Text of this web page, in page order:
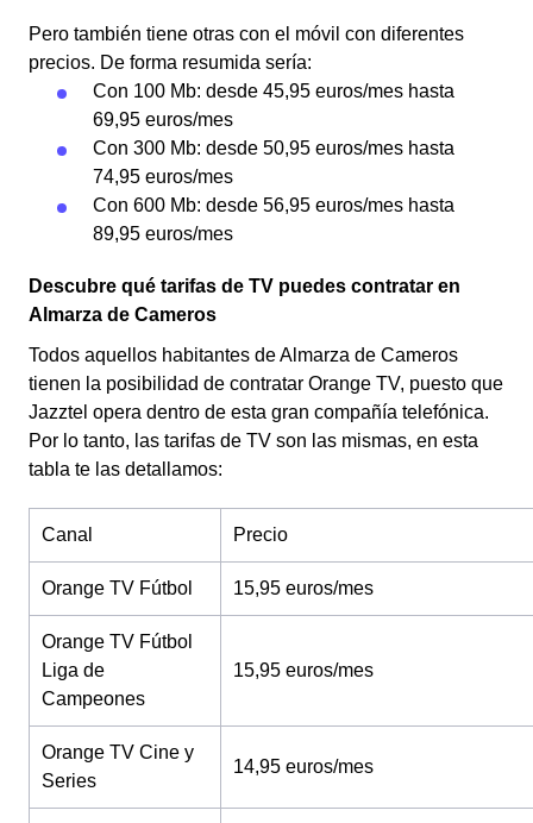
Pero también tiene otras con el móvil con diferentes
precios. De forma resumida sería:
Con 100 Mb: desde 45,95 euros/mes hasta
69,95 euros/mes
Con 300 Mb: desde 50,95 euros/mes hasta
74,95 euros/mes
Con 600 Mb: desde 56,95 euros/mes hasta
89,95 euros/mes
Descubre qué tarifas de TV puedes contratar en
Almarza de Cameros
Todos aquellos habitantes de Almarza de Cameros
tienen la posibilidad de contratar Orange TV, puesto que
Jazztel opera dentro de esta gran compañía telefónica.
Por lo tanto, las tarifas de TV son las mismas, en esta
tabla te las detallamos:
Canal Precio
Orange TV Fútbol 15,95 euros/mes
Orange TV Fútbol
Liga de
Campeones
15,95 euros/mes
Orange TV Cine y
Series
14,95 euros/mes